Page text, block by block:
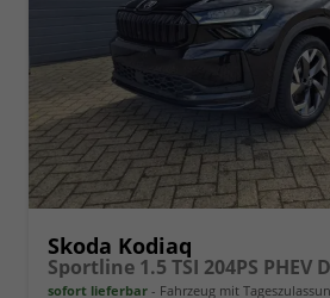
Skoda Kodiaq
sofort lieferbar Fahrzeug mit